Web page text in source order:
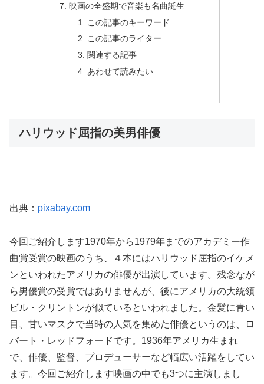
映画の全盛期で音楽も名曲誕生
この記事のキーワード
この記事のライター
関連する記事
あわせて読みたい
ハリウッド屈指の美男俳優
出典： pixabay.com
今回ご紹介します1970年から1979年までのアカデミー作
曲賞受賞の映画のうち、４本にはハリウッド屈指のイケメ
ンといわれたアメリカの俳優が出演しています。残念なが
ら男優賞の受賞ではありませんが、後にアメリカの大統領
ビル・クリントンが似ているといわれました。金髪に青い
目、甘いマスクで当時の人気を集めた俳優というのは、ロ
バート・レッドフォードです。1936年アメリカ生まれ
で、俳優、監督、プロデューサーなど幅広い活躍をしてい
ます。今回ご紹介します映画の中でも3つに主演しまし